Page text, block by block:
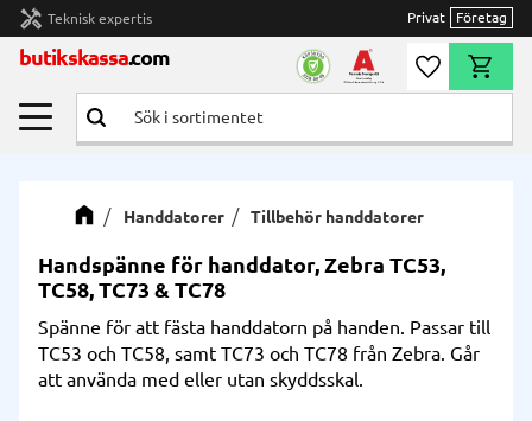
Meny
handyman Teknisk expertis Privat Företag
butikskassa.com Önskelista
Handdatorer Tillbehör handdatorer
Handspänne för handdator, Zebra TC53,
TC58, TC73 & TC78
Spänne för att fästa handdatorn på handen. Passar till
TC53 och TC58, samt TC73 och TC78 från Zebra. Går
att använda med eller utan skyddsskal.